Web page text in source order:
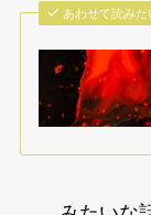
あわせて読みた